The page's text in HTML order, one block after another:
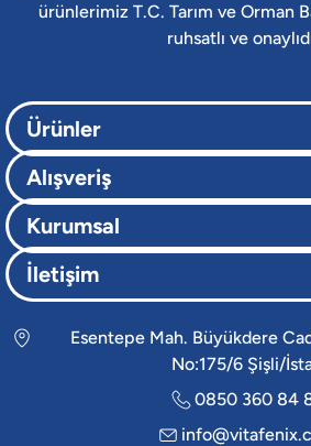
ürünlerimiz T.C. Tarım ve Orman
ruhsatlı ve
Ürünler
Alışveriş
Kurumsal
İletişim
Esentepe Mah. Büyükdere
No:175/6 Şişli/
0850 360 84